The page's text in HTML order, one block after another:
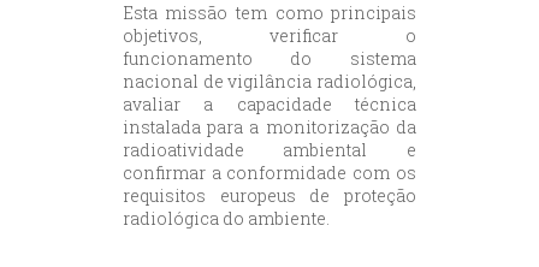
Esta missão tem como principais
objetivos, verificar o
funcionamento do sistema
nacional de vigilância radiológica,
avaliar a capacidade técnica
instalada para a monitorização da
radioatividade ambiental e
confirmar a conformidade com os
requisitos europeus de proteção
radiológica do ambiente.